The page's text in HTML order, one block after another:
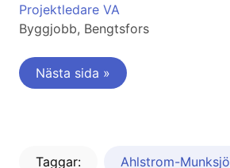
Projektledare VA
Byggjobb, Bengtsfors
Nästa sida »
Taggar: Ahlstrom-Munksjö